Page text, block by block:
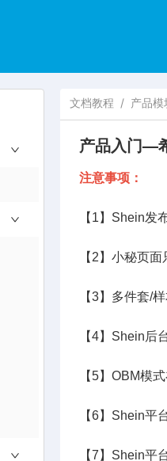
文档教程 / 产品模
产品入门—
注意事项：
【1】Shein
【2】小秘页
【3】多件套/
【4】Shein后
【5】OBM模
【6】Shein平
【7】Shein平